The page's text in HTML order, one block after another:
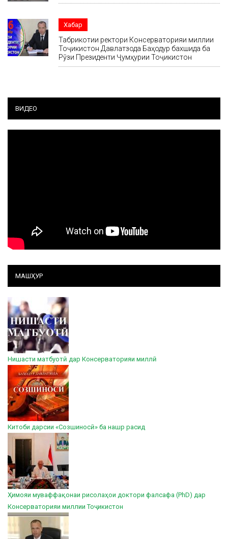
Хабар
Табрикотии ректори Консерваторияи миллии
Тоҷикистон Давлатзода Баҳодур бахшида ба
Рӯзи Президенти Ҷумҳурии Тоҷикистон
ВИДЕО
МАШҲУР
Нишасти матбуотӣ дар Консерваторияи миллӣ
Китоби дарсии «Созшиносӣ» ба нашр расид
Ҳимояи муваффақонаи рисолаҳои доктори фалсафа (PhD) дар
Консерваторияи миллии Тоҷикистон